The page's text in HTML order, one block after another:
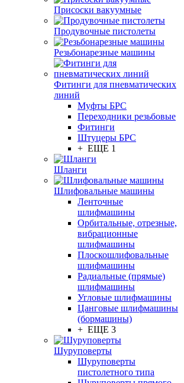
Присоски вакуумные
Продувочные пистолеты
Резьбонарезные машины
Фитинги для пневматических
линий
Муфты БРС
Переходники резьбовые
Фитинги
Штуцеры БРС
+ ЕЩЕ 1
Шланги
Шлифовальные машины
Ленточные
шлифмашины
Орбитальные, отрезные,
вибрационные
шлифмашины
Плоскошлифовальные
шлифмашины
Радиальные (прямые)
шлифмашины
Угловые шлифмашины
Цанговые шлифмашины
(бормашины)
+ ЕЩЕ 3
Шуруповерты
Шуруповерты
пистолетного типа